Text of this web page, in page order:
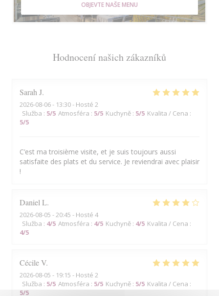
Hodnocení našich zákazníků
Sarah J
2026-08-06- 13:30 - Hosté 2
Služba : 5/5 Atmosféra : 5/5 Kuchyně : 5/5 Kvalita / Cena :
5/5
C’est ma troisième visite, et je suis toujours aussi
satisfaite des plats et du service. Je reviendrai avec plaisir
!
Daniel L
2026-08-05 - 20:45 - Hosté 4
Služba : 4/5 Atmosféra : 4/5 Kuchyně : 4/5 Kvalita / Cena :
4/5
CécileV
2026-08-05 - 19:15 - Hosté 2
Služba : 5/5 Atmosféra : 5/5 Kuchyně : 5/5 Kvalita / Cena :
5/5
OBJEVTE NAŠE MENU